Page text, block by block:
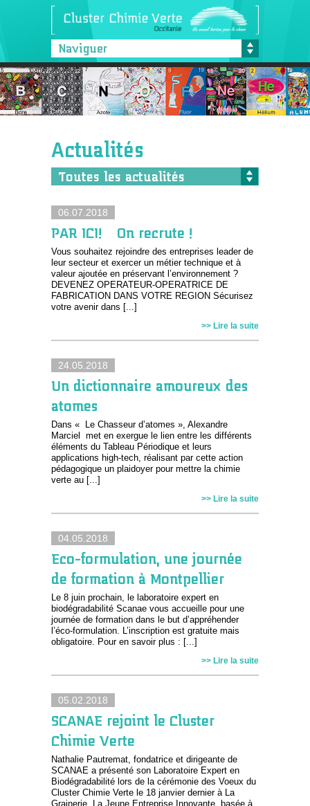
Naviguer
Actualités
Toutes les actualités
06.07.2018
PAR ICI! …On recrute !
Vous souhaitez rejoindre des entreprises leader de
leur secteur et exercer un métier technique et à
valeur ajoutée en préservant l’environnement ?
DEVENEZ OPERATEUR-OPERATRICE DE
FABRICATION DANS VOTRE REGION Sécurisez
votre avenir dans [...]
>> Lire la suite
24.05.2018
Un dictionnaire amoureux des
atomes
Dans « Le Chasseur d’atomes », Alexandre
Marciel met en exergue le lien entre les différents
éléments du Tableau Périodique et leurs
applications high-tech, réalisant par cette action
pédagogique un plaidoyer pour mettre la chimie
verte au [...]
>> Lire la suite
04.05.2018
Eco-formulation, une journée
de formation à Montpellier
Le 8 juin prochain, le laboratoire expert en
biodégradabilité Scanae vous accueille pour une
journée de formation dans le but d’appréhender
l’éco-formulation. L’inscription est gratuite mais
obligatoire. Pour en savoir plus : [...]
>> Lire la suite
05.02.2018
SCANAE rejoint le Cluster
Chimie Verte
Nathalie Pautremat, fondatrice et dirigeante de
SCANAE a présenté son Laboratoire Expert en
Biodégradabilité lors de la cérémonie des Voeux du
Cluster Chimie Verte le 18 janvier dernier à La
Grainerie. La Jeune Entreprise Innovante, basée à